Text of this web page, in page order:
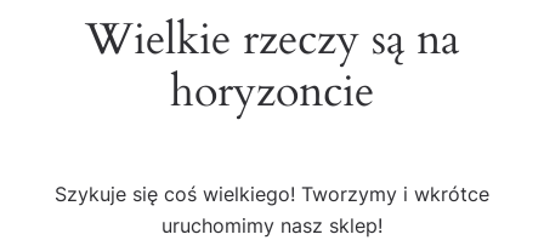
Wielkie rzeczy są na
horyzoncie
Szykuje się coś wielkiego! Tworzymy i wkrótce
uruchomimy nasz sklep!